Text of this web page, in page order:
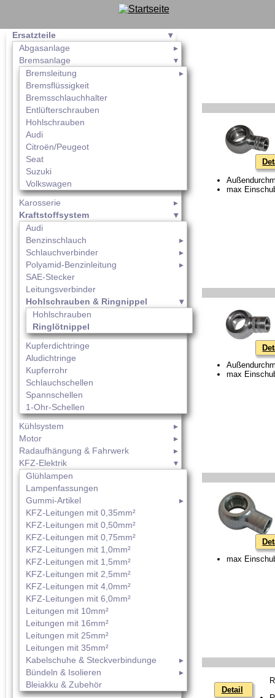
Ersatzteile
Abgasanlage
Bremsanlage
Bremsleitung
Bremsflüssigkeit
Bremsschlauchhalter
Entlüfterschrauben
Hohlschrauben
Audi
Citroën/Peugeot
Seat
Suzuki
Volkswagen
Karosserie
Kraftstoffsystem
Audi
Benzinschlauch
Schlauchverbinder
Polyamid-Benzinleitung
SAE-Stecker
Leitungsverbinder
Hohlschrauben & Ringnippel
Hohlschrauben
Ringlötnippel
Kupferdichtringe
Aludichtringe
Kupferrohr
Schlauchschellen
Spannschellen
1-Ohr-Schellen
Kühlsystem
Motor
Radaufhängung & Fahrwerk
KFZ-Elektrik
Glühlampen
Lampenfassungen
Gummi-Artikel
KFZ-Leitungen mit 0,35mm²
KFZ-Leitungen mit 0,50mm²
KFZ-Leitungen mit 0,75mm²
KFZ-Leitungen mit 1,0mm²
KFZ-Leitungen mit 1,5mm²
KFZ-Leitungen mit 2,5mm²
KFZ-Leitungen mit 4,0mm²
KFZ-Leitungen mit 6,0mm²
Leitungen mit 10mm²
Leitungen mit 16mm²
Leitungen mit 25mm²
Leitungen mit 35mm²
Kabelschuhe & Steckverbindunge
Bündeln & Isolieren
Bleiakku & Zubehör
max
max
max
Detail